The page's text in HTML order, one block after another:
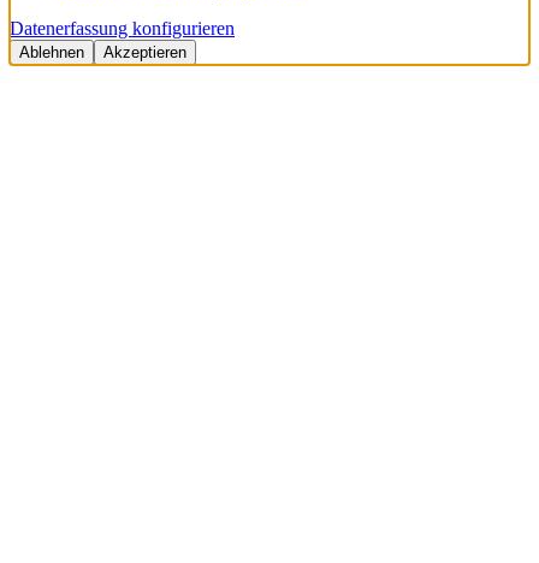
Datenerfassung konfigurieren
Ablehnen Akzeptieren